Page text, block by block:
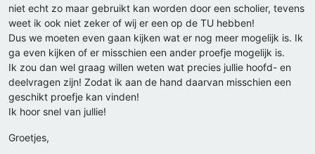
niet echt zo maar gebruikt kan worden door een scholier, tevens
weet ik ook niet zeker of wij er een op de TU hebben!
Dus we moeten even gaan kijken wat er nog meer mogelijk is. Ik
ga even kijken of er misschien een ander proefje mogelijk is.
Ik zou dan wel graag willen weten wat precies jullie hoofd- en
deelvragen zijn! Zodat ik aan de hand daarvan misschien een
geschikt proefje kan vinden!
Ik hoor snel van jullie!
Groetjes,